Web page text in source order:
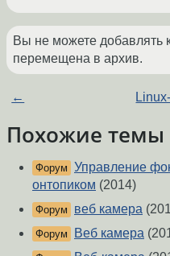
Вы не можете добавлять
перемещена в архив.
←
Похожие темы
Форум Управление
онтопиком (2014)
Форум веб камера
Форум Веб камера